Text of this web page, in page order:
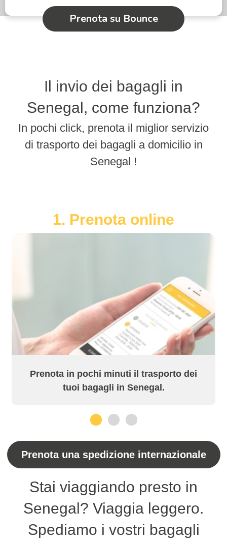
Prenota su Bounce
Il invio dei bagagli in
Senegal, come funziona?
In pochi click, prenota il miglior servizio
di trasporto dei bagagli a domicilio in
Senegal !
1. Prenota online
Prenota in pochi minuti il trasporto dei
tuoi bagagli in Senegal.
Prenota una spedizione internazionale
Stai viaggiando presto in
Senegal? Viaggia leggero.
Spediamo i vostri bagagli